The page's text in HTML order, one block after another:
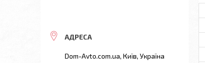
Dom-Avto.com.ua, Київ, Україна